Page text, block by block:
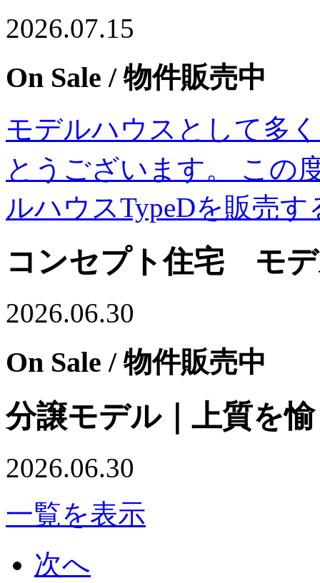
2026.07.15
On Sale / 物件販売中
モデルハウスとして多
とうございます。 この
ルハウスTypeDを販売
コンセプト住宅 モ
2026.06.30
On Sale / 物件販売中
分譲モデル｜上質を
2026.06.30
一覧を表示
次へ